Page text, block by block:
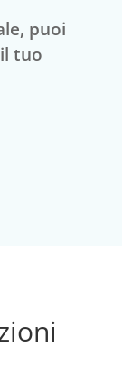
puoi
tuo